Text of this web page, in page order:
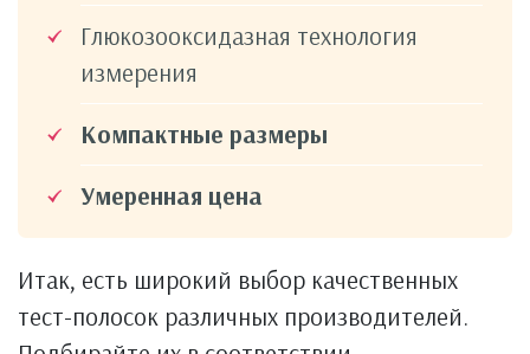
Глюкозооксидазная технология
измерения
Компактные размеры
Умеренная цена
Итак, есть широкий выбор качественных
тест-полосок различных производителей.